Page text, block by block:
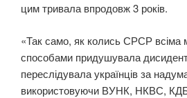
цим тривала впродовж 3 років.
«Так само, як колись СРСР всіма
способами придушувала
переслідувала українців за
використовуючи ВУНК, НКВС,